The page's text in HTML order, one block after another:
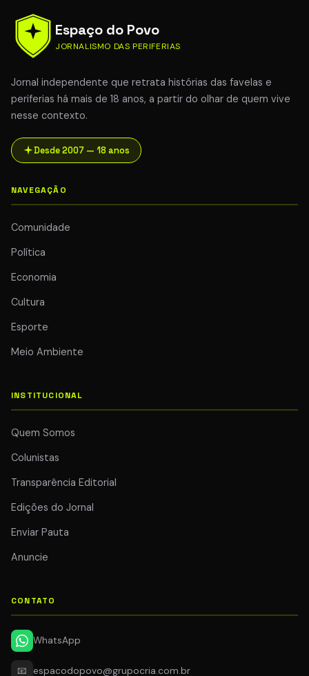
Espaço do Povo
JORNALISMO DAS PERIFERIAS
Jornal independente que retrata histórias das favelas e
periferias há mais de 18 anos, a partir do olhar de quem vive
nesse contexto.
Desde 2007 — 18 anos
NAVEGAÇÃO
Comunidade
Política
Economia
Cultura
Esporte
Meio Ambiente
INSTITUCIONAL
Quem Somos
Colunistas
Transparência Editorial
Edições do Jornal
Enviar Pauta
Anuncie
CONTATO
WhatsApp
📧 espacodopovo@grupocria.com.br